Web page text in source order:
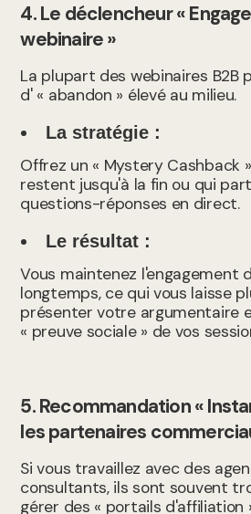
4. Le déclencheur «
webinaire »
La plupart des webinaires B2B
d' « abandon » élevé au milieu.
La stratégie :
Offrez un « Mystery Cashback
restent jusqu'à la fin ou qui
questions-réponses en direct.
Le résultat :
Vous maintenez l'engagement
longtemps, ce qui vous laisse
présenter votre argumentaire
« preuve sociale » de vos
5. Recommandation «
les partenaires
Si vous travaillez avec des
consultants, ils sont souvent
gérer des « portails d'affiliation